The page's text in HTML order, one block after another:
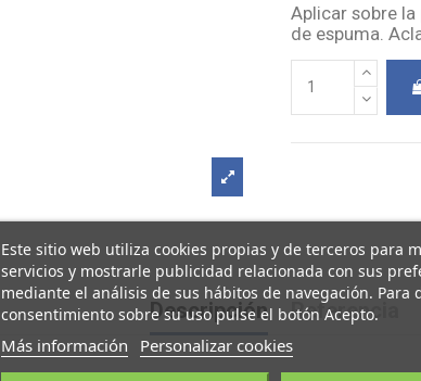
Aplicar sobre la
de espuma.
Descripción Referencia
Este sitio web utiliza cookies propias y de terceros para
servicios y mostrarle publicidad relacionada con sus
mediante el análisis de sus hábitos de navegación. Para
consentimiento sobre su uso pulse el botón Acepto.
Más información Personalizar cookies